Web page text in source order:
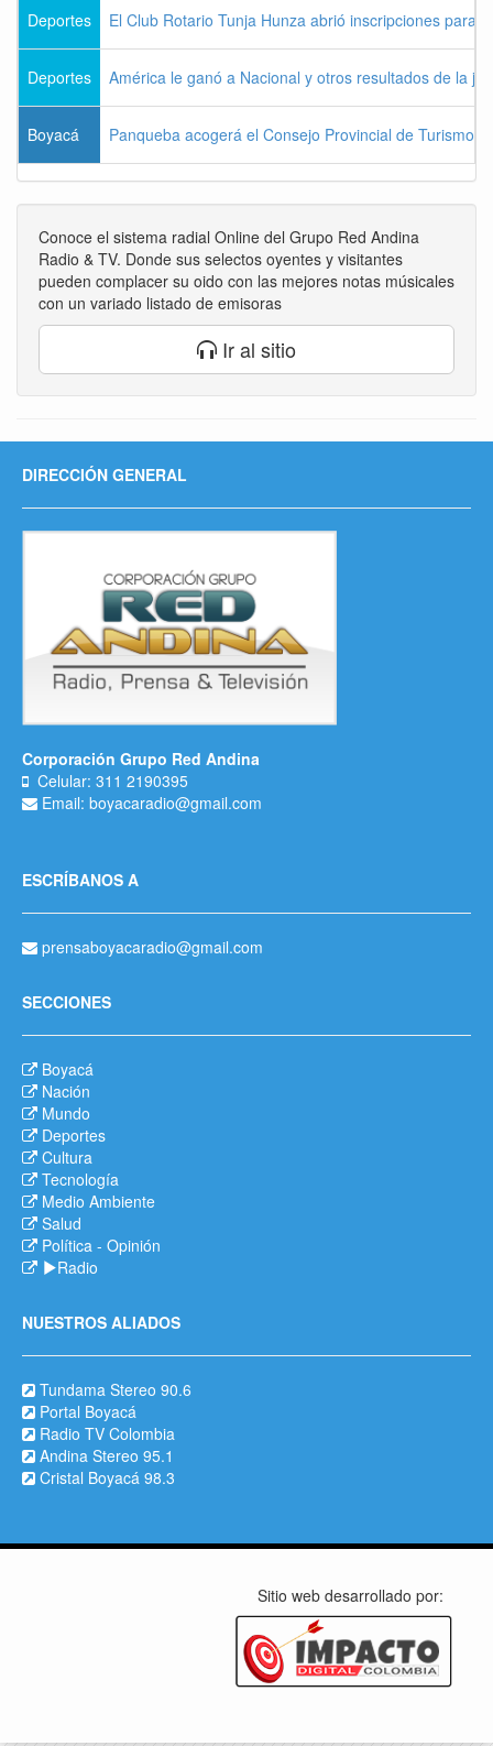
Deportes El Club Rotario Tunja Hunza abrió inscripciones para
Deportes América le ganó a Nacional y otros resultados de la
Boyacá Panqueba acogerá el Consejo Provincial de Turismo
Conoce el sistema radial Online del Grupo Red Andina
Radio & TV. Donde sus selectos oyentes y visitantes
pueden complacer su oido con las mejores notas músicales
con un variado listado de emisoras
Ir al sitio
DIRECCIÓN GENERAL
Corporación Grupo Red Andina
Celular: 311 2190395
Email: boyacaradio@gmail.com
ESCRÍBANOS A
prensaboyacaradio@gmail.com
SECCIONES
Boyacá
Nación
Mundo
Deportes
Cultura
Tecnología
Medio Ambiente
Salud
Política - Opinión
Radio
NUESTROS ALIADOS
Tundama Stereo 90.6
Portal Boyacá
Radio TV Colombia
Andina Stereo 95.1
Cristal Boyacá 98.3
Sitio web desarrollado por: